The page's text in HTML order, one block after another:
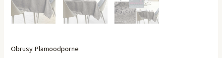
Obrusy Plamoodporne